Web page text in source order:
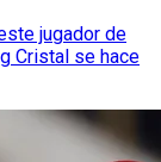
jugador de
Cristal se hace